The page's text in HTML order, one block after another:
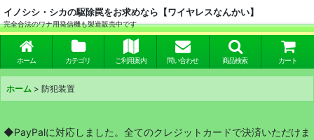
イノシシ・シカの駆除罠をお求めなら【ワイヤレスなんかい】
完全合法のワナ用発信機も製造販売中です
ホーム カテゴリ ご利用案内 問い合わせ 商品検索 カート
ホーム > 防犯装置
◆PayPalに対応しました。全てのクレジットカードで決済いただけま